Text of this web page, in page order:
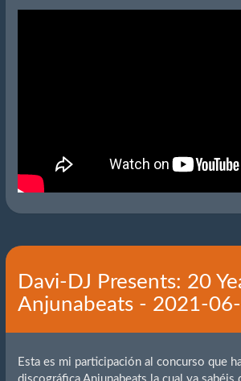
Davi-DJ Presents: 20
Anjunabeats - 2021-
Esta es mi participación al concurso que